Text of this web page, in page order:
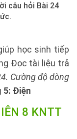
câu hỏi Bài 24
học sinh tiếp
Đọc tài liệu trả
Cường độ dòng
5: Điện
8 KNTT